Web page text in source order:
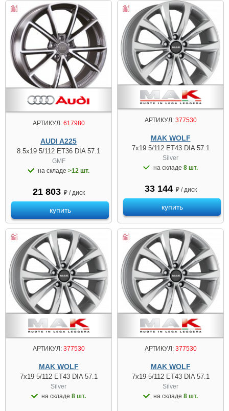
АРТИКУЛ:617980
AUDI A225
8.5x19 5/112 ET36 DIA 57.1
GMF
на складе >12 шт.
21 803 ₽ / диск
купить
АРТИКУЛ:377530
MAK WOLF
7x19 5/112 ET43 DIA 57.1
Silver
на складе 8 шт.
33 144 ₽ / диск
купить
АРТИКУЛ:377530
MAK WOLF
7x19 5/112 ET43 DIA 57.1
Silver
на складе 8 шт.
АРТИКУЛ:377530
MAK WOLF
7x19 5/112 ET43 DIA 57.1
Silver
на складе 8 шт.